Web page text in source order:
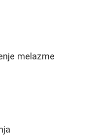
melazme